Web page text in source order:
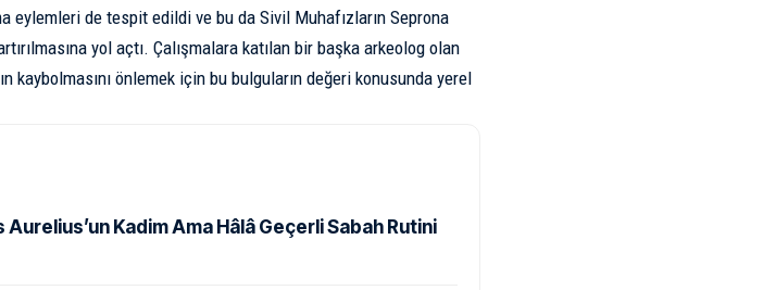
eylemleri de tespit edildi ve bu da Sivil Muhafızların Seprona
yol açtı. Çalışmalara katılan bir başka arkeolog olan
kaybolmasını önlemek için bu bulguların değeri konusunda yerel
Kadim Ama Hâlâ Geçerli Sabah Rutini